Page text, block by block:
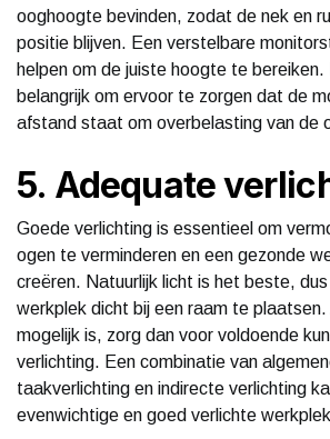
ooghoogte bevinden, zodat de nek en
positie blijven. Een verstelbare
helpen om de juiste hoogte te bereiken.
belangrijk om ervoor te zorgen dat de
afstand staat om overbelasting van de
5. Adequate
Goede verlichting is essentieel om
ogen te verminderen en een gezonde
creëren. Natuurlijk licht is het beste,
werkplek dicht bij een raam te
mogelijk is, zorg dan voor voldoende
verlichting. Een combinatie van
taakverlichting en indirecte verlichting
evenwichtige en goed verlichte